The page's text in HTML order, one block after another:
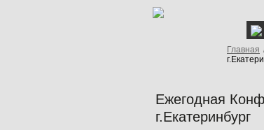
Главная
Ежегодная
г.Екатеринбург